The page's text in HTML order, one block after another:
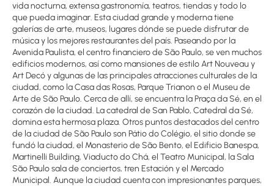
vida nocturna, extensa gastronomía, teatros, tiendas y todo lo
que pueda imaginar. Esta ciudad grande y moderna tiene
galerías de arte, museos, lugares dónde se puede disfrutar de
música y los mejores restaurantes del país. Paseando por la
Avenida Paulista, el centro financiero de São Paulo, se ven muchos
edificios modernos, así como mansiones de estilo Art Nouveau y
Art Decó y algunas de las principales atracciones culturales de la
ciudad, como la Casa das Rosas, Parque Trianon o el Museu de
Arte de São Paulo. Cerca de allí, se encuentra la Praça da Sé, en el
corazón de la ciudad. La catedral de San Pablo, Catedral da Sé,
domina esta hermosa plaza. Otros puntos destacados del centro
de la ciudad de São Paulo son Pátio do Colégio, el sitio donde se
fundó la ciudad, el Monasterio de São Bento, el Edificio Banespa,
Martinelli Building, Viaducto do Chá, el Teatro Municipal, la Sala
São Paulo sala de conciertos, tren Estación y el Mercado
Municipal. Aunque la ciudad cuenta con impresionantes parques,